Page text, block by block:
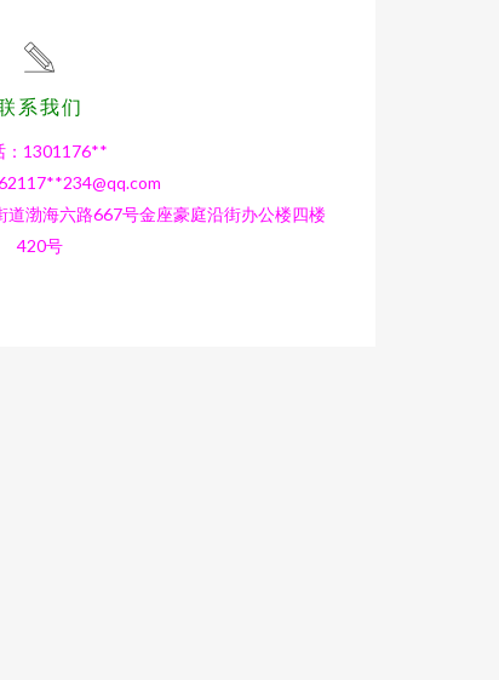
系我们
：1301176**
234@qq.com
渤海六路667号金座豪庭沿街办公楼四楼
420号